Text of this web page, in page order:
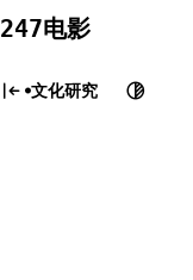
to
247电影
文化研究